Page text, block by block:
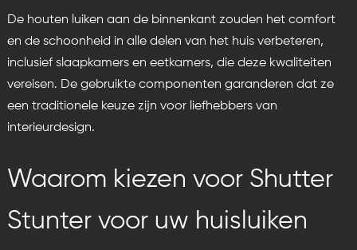
De houten luiken aan de binnenkant zouden het comfort
en de schoonheid in alle delen van het huis verbeteren,
inclusief slaapkamers en eetkamers, die deze kwaliteiten
vereisen. De gebruikte componenten garanderen dat ze
een traditionele keuze zijn voor liefhebbers van
interieurdesign.
Waarom kiezen voor Shutter
Stunter voor uw huisluiken